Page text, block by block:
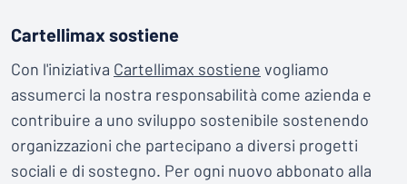
Cartellimax sostiene
Con l'iniziativa Cartellimax sostiene vogliamo
assumerci la nostra responsabilità come azienda e
contribuire a uno sviluppo sostenibile sostenendo
organizzazioni che partecipano a diversi progetti
sociali e di sostegno. Per ogni nuovo abbonato alla